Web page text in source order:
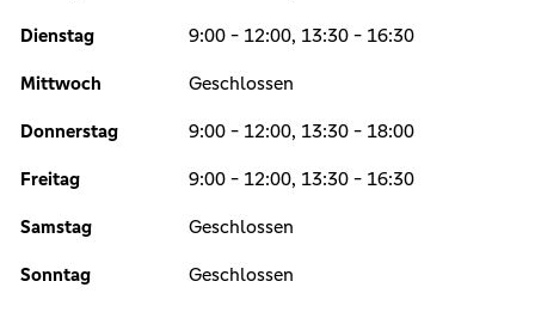
Dienstag 9:00 - 12:00, 13:30 - 16:30
Mittwoch Geschlossen
Donnerstag 9:00 - 12:00, 13:30 - 18:00
Freitag 9:00 - 12:00, 13:30 - 16:30
Samstag Geschlossen
Sonntag Geschlossen